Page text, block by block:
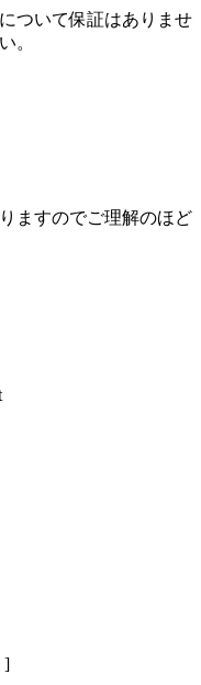
ついて保証はありませ
。
ますのでご理解のほど
]